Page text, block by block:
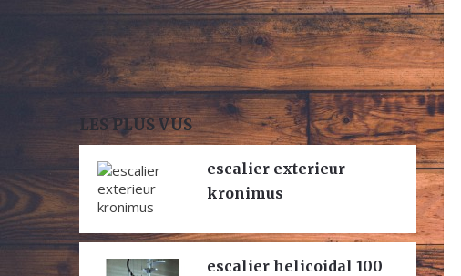
LES PLUS VUS
escalier exterieur
kronimus
escalier helicoidal 100